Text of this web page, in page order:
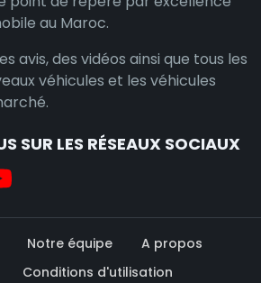
au Maroc.
avis, des vidéos ainsi que tous les
véhicules et les véhicules
SUR LES RÉSEAUX SOCIAUX
Notre équipe
A propos
Conditions d'utilisation